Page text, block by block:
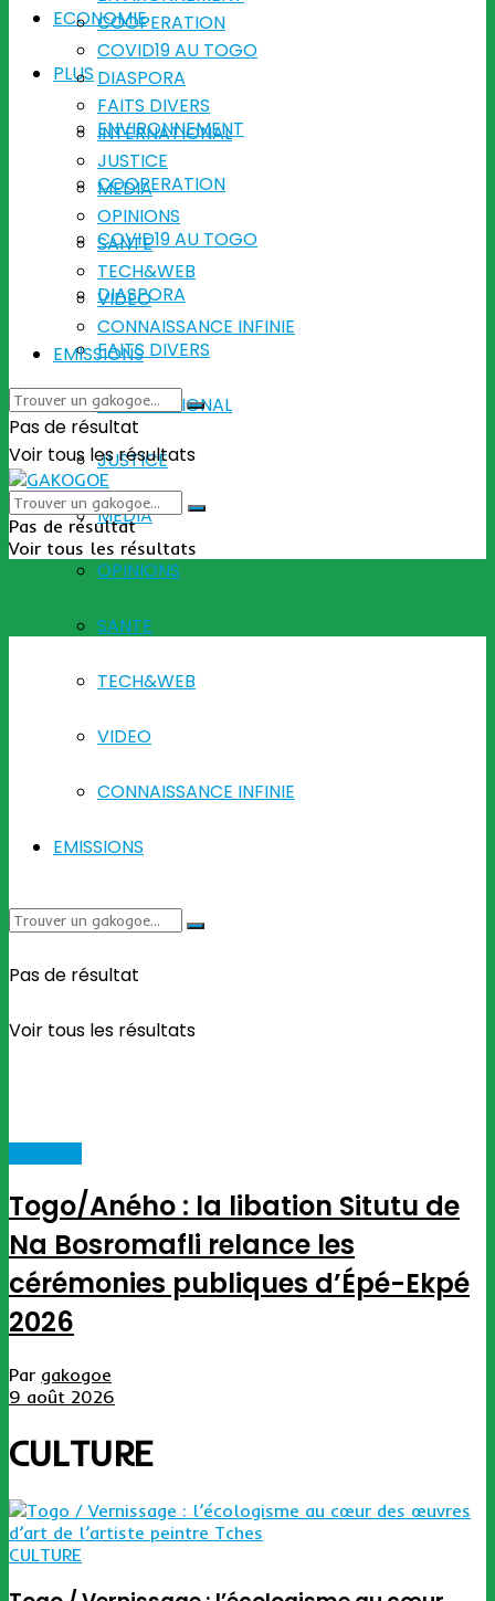
ECONOMIE
PLUS
ENVIRONNEMENT
COOPERATION
COVID19 AU TOGO
DIASPORA
FAITS DIVERS
INTERNATIONAL
JUSTICE
MEDIA
OPINIONS
SANTE
TECH&WEB
VIDEO
CONNAISSANCE INFINIE
EMISSIONS
Pas de résultat
Voir tous les résultats
COOPERATION
COVID19 AU TOGO
DIASPORA
FAITS DIVERS
INTERNATIONAL
JUSTICE
MEDIA
OPINIONS
SANTE
TECH&WEB
VIDEO
CONNAISSANCE INFINIE
EMISSIONS
Pas de résultat
Voir tous les résultats
Pas de résultat
Voir tous les résultats
Togo/Aného : la libation Situtu de
Na Bosromafli relance les
cérémonies publiques d’Épé-Ekpé
2026
Par gakogoe
9 août 2026
CULTURE
CULTURE